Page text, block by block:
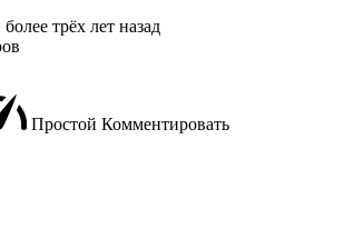
более трёх лет назад
Простой Комментировать